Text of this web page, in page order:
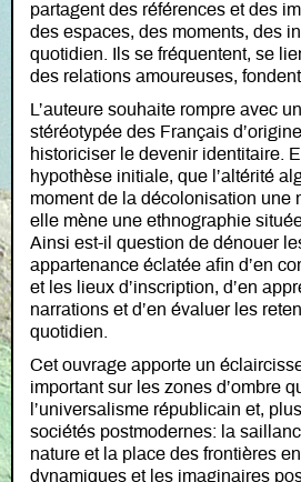
partagent des références et des
des espaces, des moments, des
quotidien. Ils se fréquentent, se
des relations amoureuses,
L’auteure souhaite rompre avec
stéréotypée des Français
historiciser le devenir identitaire.
hypothèse initiale, que l’altérité
moment de la décolonisation une
elle mène une ethnographie située
Ainsi est-il question de dénouer
appartenance éclatée afin d’en
et les lieux d’inscription, d’en
narrations et d’en évaluer les
quotidien.
Cet ouvrage apporte un
important sur les zones d’ombre
l’universalisme républicain et,
sociétés postmodernes: la
nature et la place des frontières
dynamiques et les imaginaires